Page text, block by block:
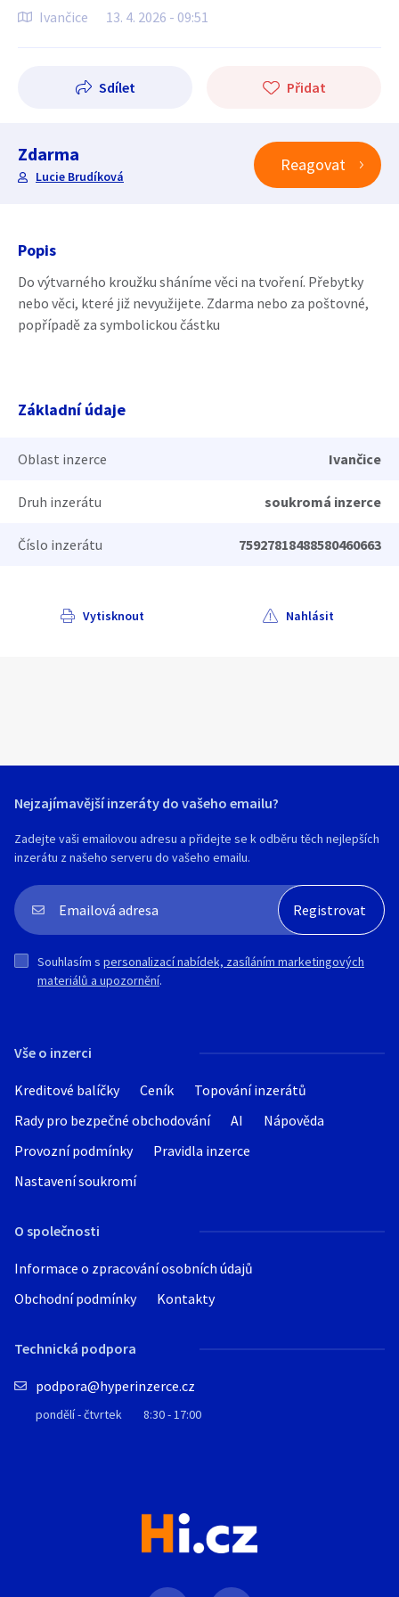
Ivančice 13. 4. 2026 - 09:51
Sdílet Přidat
Zdarma
Lucie Brudíková
Reagovat
Popis
Do výtvarného kroužku sháníme věci na tvoření. Přebytky
nebo věci, které již nevyužijete. Zdarma nebo za poštovné,
popřípadě za symbolickou částku
Základní údaje
Oblast inzerce Ivančice
Druh inzerátu soukromá inzerce
Číslo inzerátu 75927818488580460663
Vytisknout Nahlásit
Vše o inzerci
Kreditové balíčky Ceník
Topování inzerátů
Rady pro bezpečné obchodování
AI
Nápověda
Provozní podmínky
Pravidla inzerce
Nastavení soukromí
O společnosti
Informace o zpracování osobních údajů
Obchodní podmínky
Kontakty
Technická podpora
podpora@hyperinzerce.cz
pondělí - čtvrtek 8:30 - 17:00
Nejzajímavější inzeráty do vašeho emailu?
Zadejte vaši emailovou adresu a přidejte se k odběru těch nejlepších
inzerátu z našeho serveru do vašeho emailu.
Souhlasím s personalizací nabídek, zasíláním marketingových
materiálů a upozornění.